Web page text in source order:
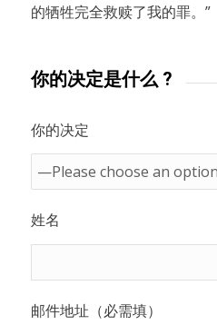
的牺牲完全救赎了我的罪。”
你的决定是什么 ?
你的决定
姓名
邮件地址（必需填）